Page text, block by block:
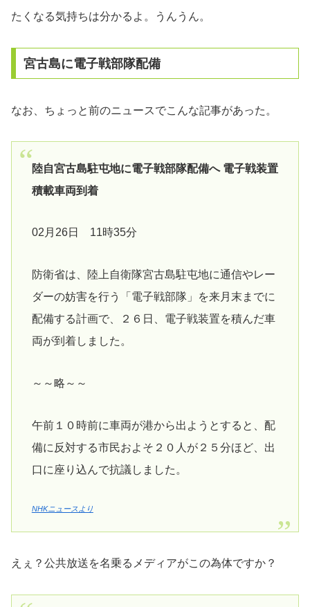
たくなる気持ちは分かるよ。うんうん。
宮古島に電子戦部隊配備
なお、ちょっと前のニュースでこんな記事があった。
陸自宮古島駐屯地に電子戦部隊配備へ 電子戦装置
積載車両到着
02月26日 11時35分
防衛省は、陸上自衛隊宮古島駐屯地に通信やレー
ダーの妨害を行う「電子戦部隊」を来月末までに
配備する計画で、２６日、電子戦装置を積んだ車
両が到着しました。
～～略～～
午前１０時前に車両が港から出ようとすると、配
備に反対する市民およそ２０人が２５分ほど、出
口に座り込んで抗議しました。
NHKニュースより
えぇ？公共放送を名乗るメディアがこの為体ですか？